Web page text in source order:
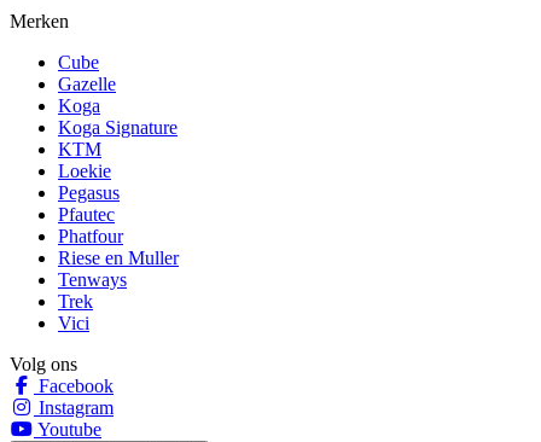
Merken
Cube
Gazelle
Koga
Koga Signature
KTM
Loekie
Pegasus
Pfautec
Phatfour
Riese en Muller
Tenways
Trek
Vici
Volg ons
Facebook
Instagram
Youtube